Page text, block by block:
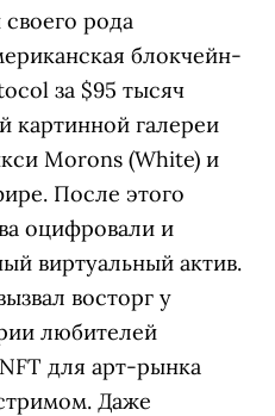
рода
блокчейн-
за $95 тысяч
картинной галереи
Morons (White) и
После этого
оцифровали и
виртуальный актив.
восторг у
любителей
для арт-рынка
Даже